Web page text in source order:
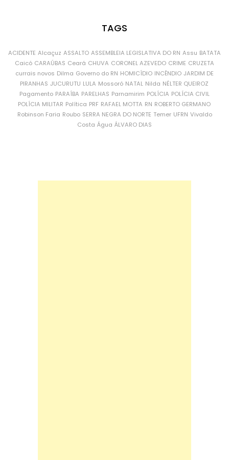
TAGS
ACIDENTE Alcaçuz ASSALTO ASSEMBLEIA LEGISLATIVA DO RN Assu BATATA
Caicó CARAÚBAS Ceará CHUVA CORONEL AZEVEDO CRIME CRUZETA
currais novos Dilma Governo do RN HOMICÍDIO INCÊNDIO JARDIM DE
PIRANHAS JUCURUTU LULA Mossoró NATAL Nilda NÉLTER QUEIROZ
Pagamento PARAÍBA PARELHAS Parnamirim POLÍCIA POLÍCIA CIVIL
POLÍCIA MILITAR Política PRF RAFAEL MOTTA RN ROBERTO GERMANO
Robinson Faria Roubo SERRA NEGRA DO NORTE Temer UFRN Vivaldo
Costa Água ÁLVARO DIAS